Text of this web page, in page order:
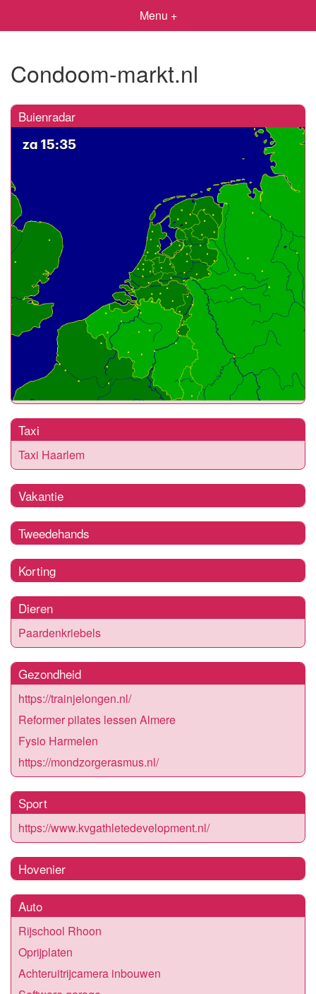
Menu +
Condoom-markt.nl
Buienradar
Taxi
Taxi Haarlem
Vakantie
Tweedehands
Korting
Dieren
Paardenkriebels
Gezondheid
https://trainjelongen.nl/
Reformer pilates lessen Almere
Fysio Harmelen
https://mondzorgerasmus.nl/
Sport
https://www.kvgathletedevelopment.nl/
Hovenier
Auto
Rijschool Rhoon
Oprijplaten
Achteruitrijcamera inbouwen